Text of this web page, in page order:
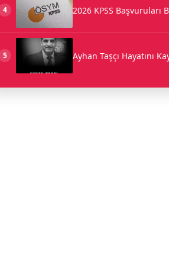
4 2026 KPSS Başvuruları
5 Ayhan Taşçı Hayatını